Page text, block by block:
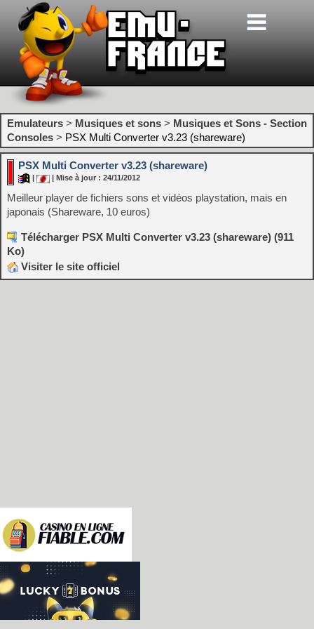
Emulateurs > Musiques et sons > Musiques et Sons - Section
Consoles > PSX Multi Converter v3.23 (shareware)
PSX Multi Converter v3.23 (shareware)
| Mise à jour : 24/11/2012
Meilleur player de fichiers sons et vidéos playstation, mais en
japonais (Shareware, 10 euros)
Télécharger PSX Multi Converter v3.23 (shareware) (911
Ko)
Visiter le site officiel